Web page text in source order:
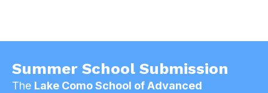
Summer School Submission
The Lake Como School of Advanced